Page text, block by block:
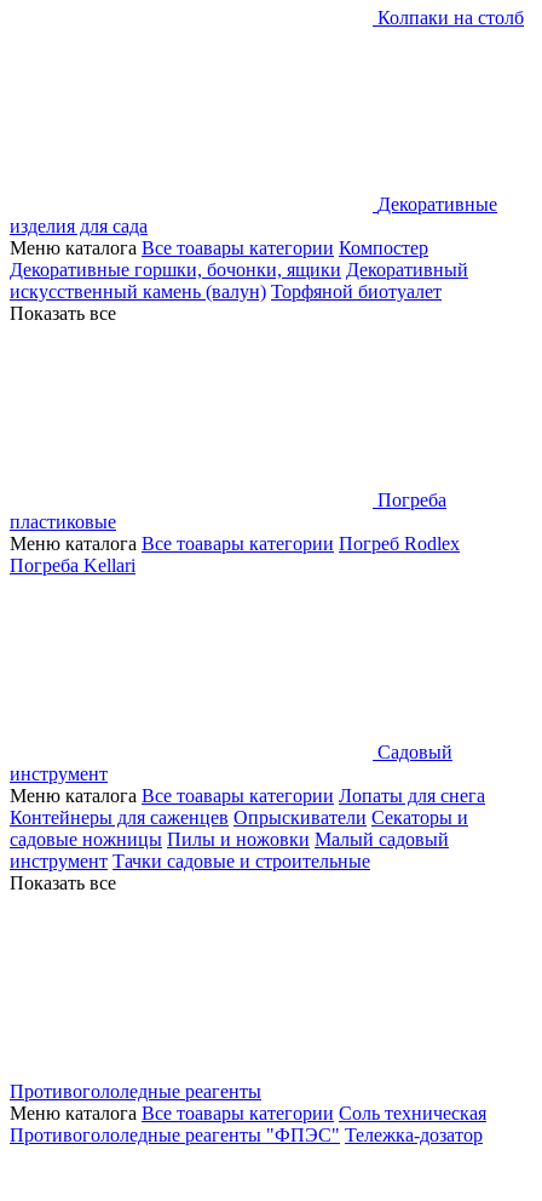
Колпаки на столб
Декоративные
изделия для сада
Меню каталога Все тоавары категории Компостер
Декоративные горшки, бочонки, ящики Декоративный
искусственный камень (валун) Торфяной биотуалет
Показать все
Погреба
пластиковые
Меню каталога Все тоавары категории Погреб Rodlex
Погреба Kellari
Садовый
инструмент
Меню каталога Все тоавары категории Лопаты для снега
Контейнеры для саженцев Опрыскиватели Секаторы и
садовые ножницы Пилы и ножовки Малый садовый
инструмент Тачки садовые и строительные
Показать все
Противогололедные реагенты
Меню каталога Все тоавары категории Соль техническая
Противогололедные реагенты "ФПЭС" Тележка-дозатор